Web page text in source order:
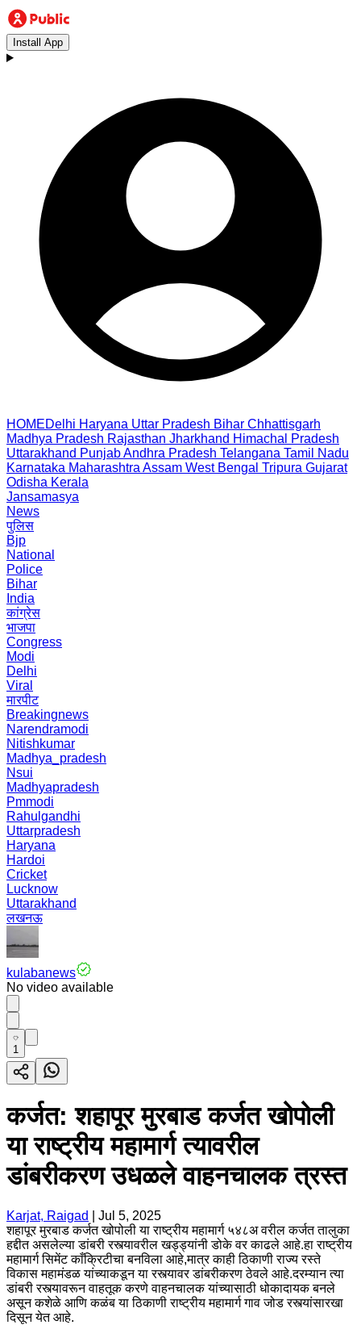
Install App
HOMEDelhi Haryana Uttar Pradesh Bihar Chhattisgarh
Madhya Pradesh Rajasthan Jharkhand Himachal Pradesh
Uttarakhand PunjabAndhra Pradesh Telangana Tamil Nadu
Karnataka Maharashtra Assam West Bengal Tripura Gujarat
Odisha Kerala
Jansamasya
News
पुलिस
Bjp
National
Police
Bihar
India
कांग्रेस
भाजपा
Congress
Modi
Delhi
Viral
मारपीट
Breakingnews
Narendramodi
Nitishkumar
Madhya_pradesh
Nsui
Madhyapradesh
Pmmodi
Rahulgandhi
Uttarpradesh
Haryana
Hardoi
Cricket
Lucknow
Uttarakhand
लखनऊ
kulabanews
No video available
1
कर्जत: शहापूर मुरबाड कर्जत खोपोली
या राष्ट्रीय महामार्ग त्यावरील
डांबरीकरण उधळले वाहनचालक त्रस्त
Karjat, Raigad
Jul 5, 2025
शहापूर मुरबाड कर्जत खोपोली या राष्ट्रीय महामार्ग ५४८अ वरील कर्जत तालुका
हद्दीत असलेल्या डांबरी रस्त्यावरील खड्ड्यांनी डोके वर काढले आहे.हा राष्ट्रीय
महामार्ग सिमेंट काँक्रिटीचा बनविला आहे,मात्र काही ठिकाणी राज्य रस्ते
विकास महामंडळ यांच्याकडून या रस्त्यावर डांबरीकरण ठेवले आहे.दरम्यान त्या
डांबरी रस्त्यावरून वाहतूक करणे वाहनचालक यांच्यासाठी धोकादायक बनले
असून कशेळे आणि कळंब या ठिकाणी राष्ट्रीय महामार्ग गाव जोड रस्त्यांसारखा
दिसून येत आहे.